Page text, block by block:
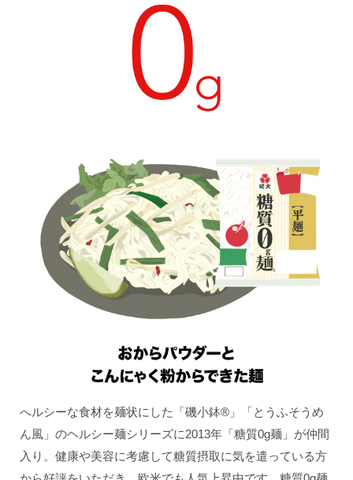
へルシーな食材を麺状にした「磯小鉢®」「とうふそうめ
ん風」のヘルシー麺シリーズに2013年「糖質0g麺」が仲間
入り。健康や美容に考慮して糖質摂取に気を遣っている方